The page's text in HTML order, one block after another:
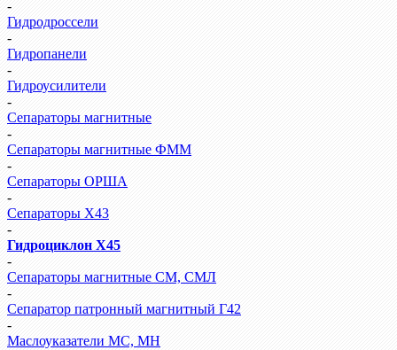
-
Гидродроссели
-
Гидропанели
-
Гидроусилители
-
Сепараторы магнитные
-
Сепараторы магнитные ФММ
-
Сепараторы ОРША
-
Сепараторы Х43
-
Гидроциклон Х45
-
Сепараторы магнитные СМ, СМЛ
-
Сепаратор патронный магнитный Г42
-
Маслоуказатели МС, МН